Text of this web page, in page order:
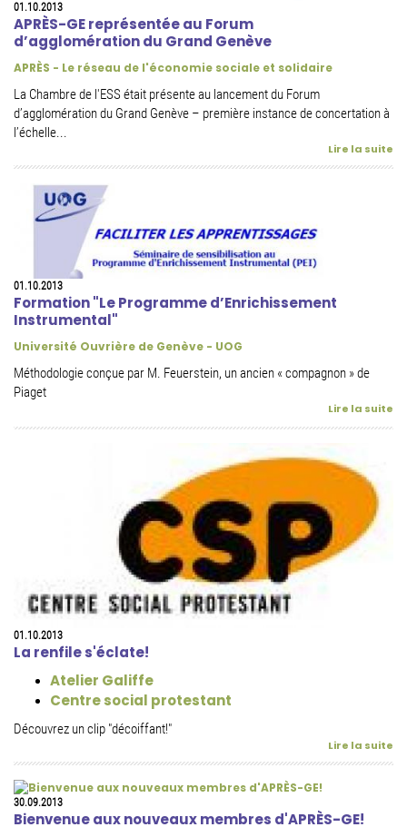
01.10.2013
APRÈS-GE représentée au Forum
d’agglomération du Grand Genève
APRÈS - Le réseau de l'économie sociale et solidaire
La Chambre de l'ESS était présente au lancement du Forum
d’agglomération du Grand Genève – première instance de concertation à
l’échelle...
Lire la suite
01.10.2013
Formation "Le Programme d’Enrichissement
Instrumental"
Université Ouvrière de Genève - UOG
Méthodologie conçue par M. Feuerstein, un ancien « compagnon » de
Piaget
Lire la suite
01.10.2013
La renfile s'éclate!
Atelier Galiffe
Centre social protestant
Découvrez un clip "décoiffant!"
Lire la suite
30.09.2013
Bienvenue aux nouveaux membres d'APRÈS-GE!